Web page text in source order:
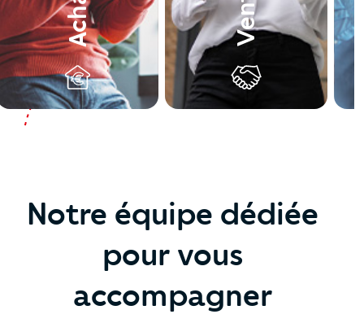
Achat
Notre équipe dédiée
pour vous
accompagner